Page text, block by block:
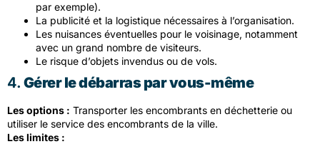
par exemple).
La publicité et la logistique nécessaires à l’organisation.
Les nuisances éventuelles pour le voisinage, notamment
avec un grand nombre de visiteurs.
Le risque d’objets invendus ou de vols.
4. Gérer le débarras par vous-même
Les options : Transporter les encombrants en déchetterie ou
utiliser le service des encombrants de la ville.
Les limites :